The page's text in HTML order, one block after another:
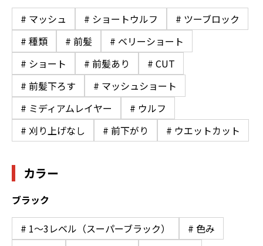
# マッシュ # ショートウルフ
# ツーブロック
# 種類
# 前髪
# ベリーショート
# ショート
# 前髪あり
# CUT
# 前髪下ろす
# マッシュショート
# ミディアムレイヤー
# ウルフ
# 刈り上げなし
# 前下がり # ウエットカット
カラー
ブラック
# 1〜3レベル（スーパーブラック）
# 色み